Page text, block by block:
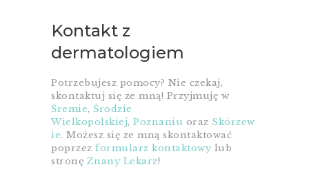
Kontakt z
dermatologiem
Potrzebujesz pomocy? Nie czekaj,
skontaktuj się ze mną! Przyjmuję w
Śremie, Środzie
Wielkopolskiej, Poznaniu oraz Skórzew
ie. Możesz się ze mną skontaktować
poprzez formularz kontaktowy lub
stronę Znany Lekarz!